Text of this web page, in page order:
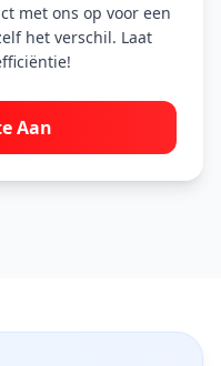
met ons op voor een
het verschil. Laat
Aan